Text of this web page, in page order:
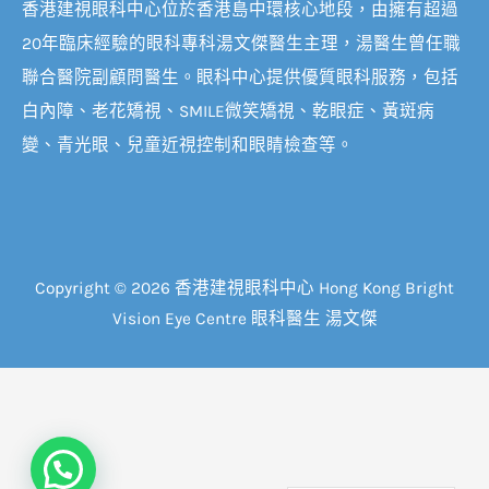
香港建視眼科中心位於香港島中環核心地段，由擁有超過
20年臨床經驗的眼科專科湯文傑醫生主理，湯醫生曾任職
聯合醫院副顧問醫生。眼科中心提供優質眼科服務，包括
白內障、老花矯視、SMILE微笑矯視、乾眼症、黃斑病
變、青光眼、兒童近視控制和眼睛檢查等。
Copyright © 2026 香港建視眼科中心 Hong Kong Bright
Vision Eye Centre 眼科醫生 湯文傑